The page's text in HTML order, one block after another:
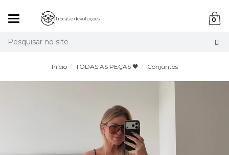
Mudar
Trocas e devoluções 0
Início TODAS AS PEÇAS 🖤 Conjuntos